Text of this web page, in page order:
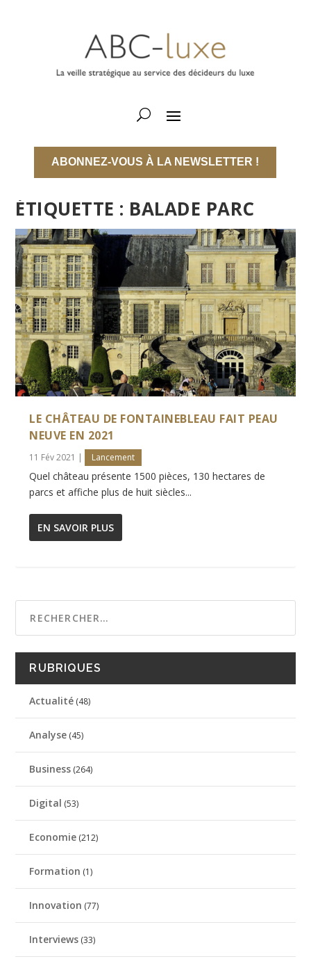
ABONNEZ-VOUS À LA NEWSLETTER !
ÉTIQUETTE : BALADE PARC
LE CHÂTEAU DE FONTAINEBLEAU FAIT PEAU
NEUVE EN 2021
11 Fév 2021 | Lancement
Quel château présente 1500 pièces, 130 hectares de
parcs et affiche plus de huit siècles...
EN SAVOIR PLUS
RUBRIQUES
Actualité (48)
Analyse (45)
Business (264)
Digital (53)
Economie (212)
Formation (1)
Innovation (77)
Interviews (33)